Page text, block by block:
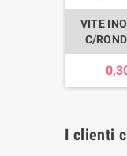
VITE
C/
I clienti